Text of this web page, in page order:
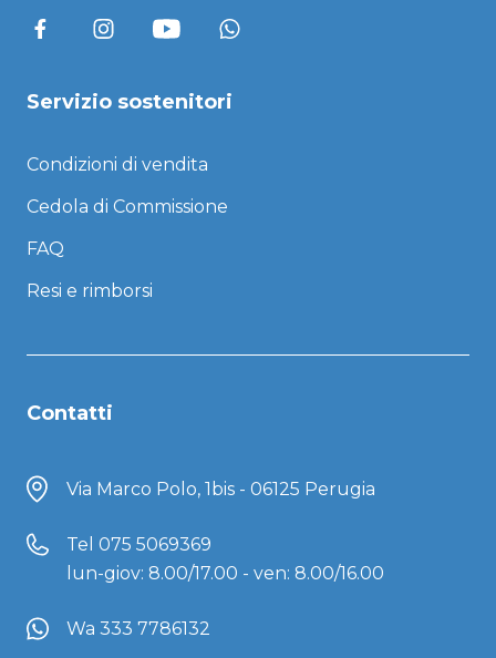
Servizio sostenitori
Condizioni di vendita
Cedola di Commissione
FAQ
Resi e rimborsi
Contatti
Via Marco Polo, 1bis - 06125 Perugia
Tel 075 5069369
lun-giov: 8.00/17.00 - ven: 8.00/16.00
Wa 333 7786132